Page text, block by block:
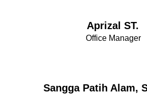
Sangga Patih Alam,
Aprizal ST.
Office Manager